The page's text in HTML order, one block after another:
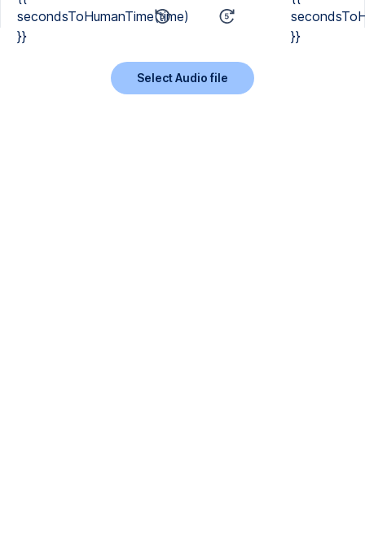
secondsToHumanTime(time)
}}
}}
Select Audio file